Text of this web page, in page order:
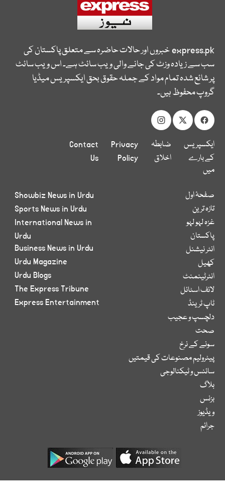
express.pkخبروں اور حالات حاضرہ سے متعلق پاکستان کی
سب سے زیادہ وزٹ کی جانے والی ویب سائٹ ہے۔ اس ویب سائٹ
پر شائع شدہ تمام مواد کے جملہ حقوق بحق ایکسپریس میڈیا
گروپ محفوظ ہیں۔
ایکسپریس
کے بارے
میں
ضابطہ
اخلاق
Privacy
Policy
Contact
Us
صفحۂ اول
تازہ ترین
غزہ لہو لہو
پاکستان
انٹر نیشنل
کھیل
انٹرٹینمنٹ
لائف اسٹائل
ٹاپ ٹرینڈ
دلچسپ و عجیب
صحت
سونے کے نرخ
پیٹرولیم مصنوعات کی قیمتیں
سائنس و ٹیکنالوجی
بلاگ
بزنس
ویڈیوز
جرائم
Showbiz News in Urdu
Sports News in Urdu
International News in
Urdu
Business News in Urdu
Urdu Magazine
Urdu Blogs
The Express Tribune
Express Entertainment